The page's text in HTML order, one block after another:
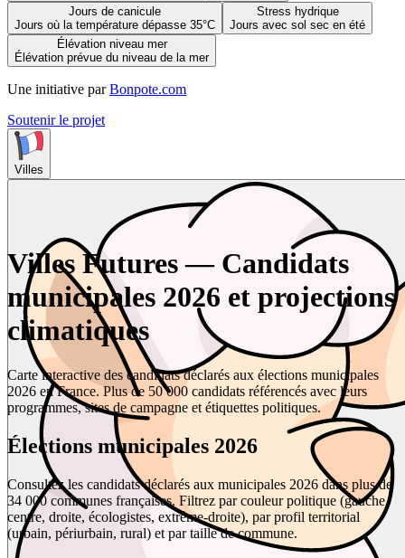
Jours de canicule
Jours où la température dépasse 35°C
Stress hydrique
Jours avec sol sec en été
Élévation niveau mer
Élévation prévue du niveau de la mer
Une initiative par Bonpote.com
Soutenir le projet
Villes
Villes Futures — Candidats
municipales 2026 et projections
climatiques
Carte interactive des candidats déclarés aux élections municipales
2026 en France. Plus de 50 000 candidats référencés avec leurs
programmes, sites de campagne et étiquettes politiques.
Élections municipales 2026
Consultez les candidats déclarés aux municipales 2026 dans plus de
34 000 communes françaises. Filtrez par couleur politique (gauche,
centre, droite, écologistes, extrême-droite), par profil territorial
(urbain, périurbain, rural) et par taille de commune.